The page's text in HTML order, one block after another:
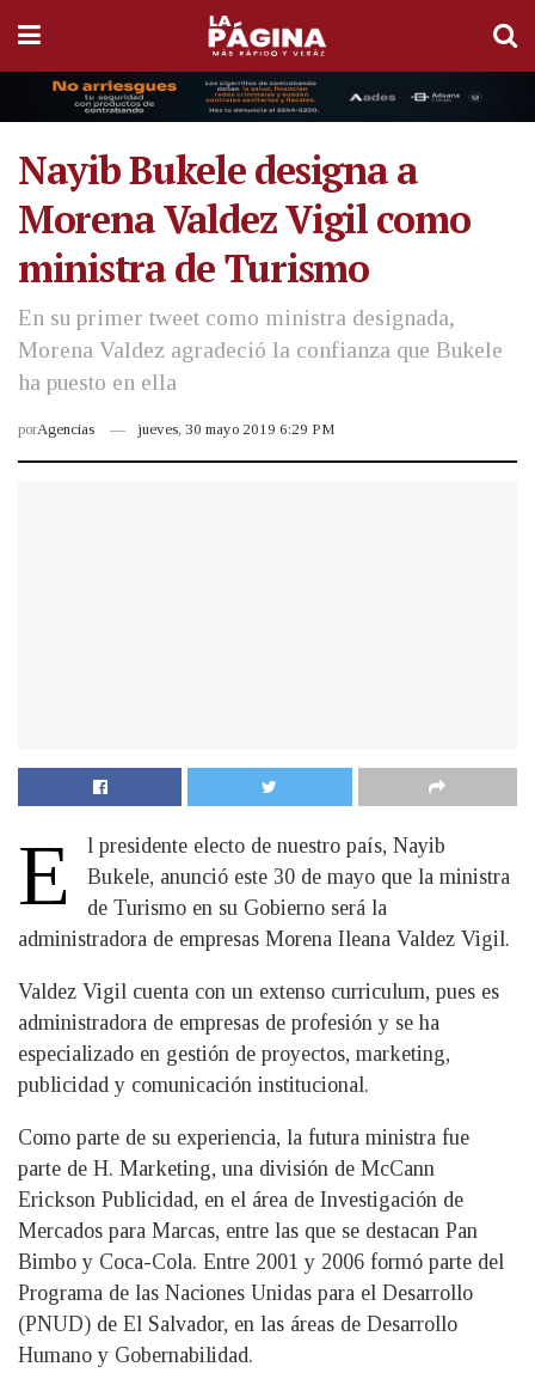
Nayib Bukele designa a
Morena Valdez Vigil como
ministra de Turismo
En su primer tweet como ministra designada,
Morena Valdez agradeció la confianza que Bukele
ha puesto en ella
porAgencias jueves, 30 mayo 2019 6:29 PM
E
l presidente electo de nuestro país, Nayib
Bukele, anunció este 30 de mayo que la ministra
de Turismo en su Gobierno será la
administradora de empresas Morena Ileana Valdez Vigil.
Valdez Vigil cuenta con un extenso curriculum, pues es
administradora de empresas de profesión y se ha
especializado en gestión de proyectos, marketing,
publicidad y comunicación institucional.
Como parte de su experiencia, la futura ministra fue
parte de H. Marketing, una división de McCann
Erickson Publicidad, en el área de Investigación de
Mercados para Marcas, entre las que se destacan Pan
Bimbo y Coca-Cola. Entre 2001 y 2006 formó parte del
Programa de las Naciones Unidas para el Desarrollo
(PNUD) de El Salvador, en las áreas de Desarrollo
Humano y Gobernabilidad.